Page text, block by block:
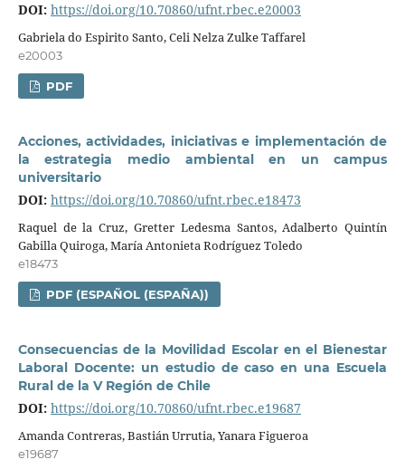
DOI: https://doi.org/10.70860/ufnt.rbec.e20003
Gabriela do Espirito Santo, Celi Nelza Zulke Taffarel
e20003
PDF
Acciones, actividades, iniciativas e implementación de
la estrategia medio ambiental en un campus
universitario
DOI: https://doi.org/10.70860/ufnt.rbec.e18473
Raquel de la Cruz, Gretter Ledesma Santos, Adalberto Quintín
Gabilla Quiroga, María Antonieta Rodríguez Toledo
e18473
PDF (ESPAÑOL (ESPAÑA))
Consecuencias de la Movilidad Escolar en el Bienestar
Laboral Docente: un estudio de caso en una Escuela
Rural de la V Región de Chile
DOI: https://doi.org/10.70860/ufnt.rbec.e19687
Amanda Contreras, Bastián Urrutia, Yanara Figueroa
e19687